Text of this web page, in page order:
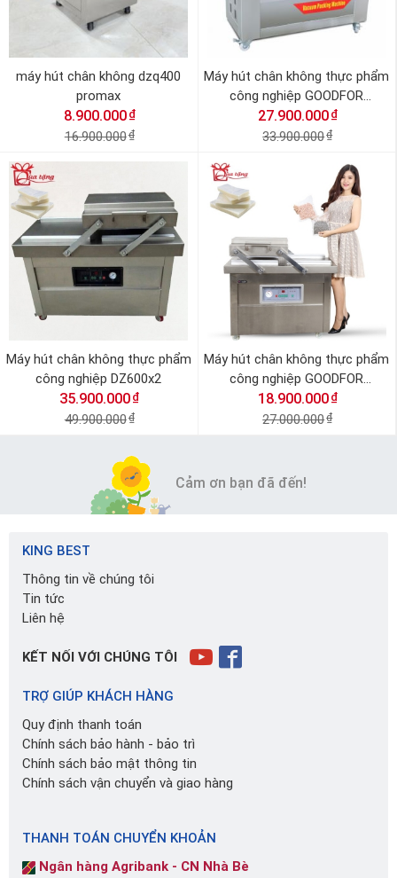
máy hút chân không dzq400
promax
8.900.000 ₫
16.900.000₫
Máy hút chân không thực phẩm
công nghiệp GOODFOR
DZQ500x2
27.900.000 ₫
33.900.000₫
Máy hút chân không thực phẩm
công nghiệp DZ600x2
35.900.000 ₫
49.900.000₫
Máy hút chân không thực phẩm
công nghiệp GOODFOR
DZQ400x2
18.900.000 ₫
27.000.000₫
Cảm ơn bạn đã đến!
KING BEST
Thông tin về chúng tôi
Tin tức
Liên hệ
KẾT NỐI VỚI CHÚNG TÔI
TRỢ GIÚP KHÁCH HÀNG
Quy định thanh toán
Chính sách bảo hành - bảo trì
Chính sách bảo mật thông tin
Chính sách vận chuyển và giao hàng
THANH TOÁN CHUYỂN KHOẢN
Ngân hàng Agribank - CN Nhà Bè